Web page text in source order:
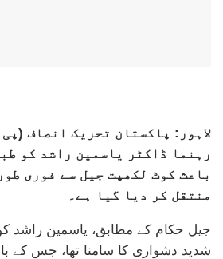
لاہور: پاکستان تحریک انصاف
رہنما ڈاکٹر یاسمین راشد کو
باعث کوٹ لکھپت جیل سے فوری
منتقل کر دیا گیا ہے۔
جیل حکام کے مطابق، یاسمین راشد
شدید دشواری کا سامنا تھا، جس کے